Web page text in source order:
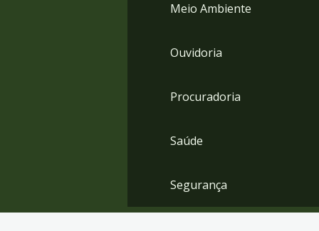
Meio Ambiente
Ouvidoria
Procuradoria
Saúde
Segurança